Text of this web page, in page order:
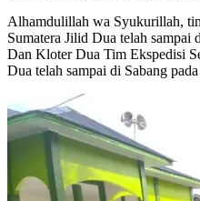
Alhamdulillah wa Syukurillah,
Sumatera Jilid Dua telah sampai
Dan Kloter Dua Tim Ekspedisi
Dua telah sampai di Sabang